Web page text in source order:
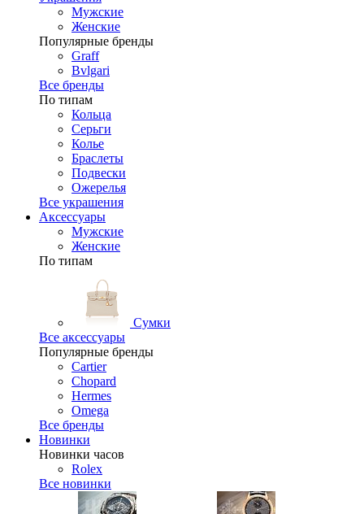
Мужские
Женские
Популярные бренды
Graff
Bvlgari
Все бренды
По типам
Кольца
Серьги
Колье
Браслеты
Подвески
Ожерелья
Все украшения
Аксессуары
Мужские
Женские
По типам
Сумки
Все аксессуары
Популярные бренды
Cartier
Chopard
Hermes
Omega
Все бренды
Новинки
Новинки часов
Rolex
Все новинки